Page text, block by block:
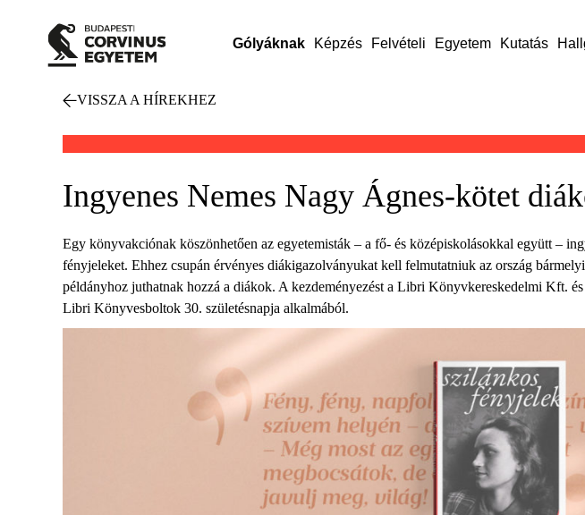
Gólyáknak Képzés Felvételi Egyetem Kutatás
VISSZA A HÍREKHEZ
Ingyenes Nemes Nagy Ágnes-kötet
Egy könyvakciónak köszönhetően az egyetemisták – a fő- és középiskolásokkal együtt –
fényjeleket. Ehhez csupán érvényes diákigazolványukat kell felmutatniuk az ország
példányhoz juthatnak hozzá a diákok. A kezdeményezést a Libri Könyvkereskedelmi Kft.
Libri Könyvesboltok 30. születésnapja alkalmából.